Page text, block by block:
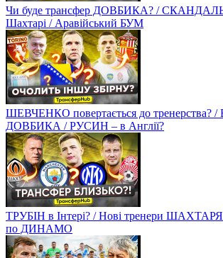
Чи буде трансфер ДОВБИКА? /
Шахтарі / Аравійський БУМ
ШЕВЧЕНКО повертається до тренерства? /
ДОВБИКА / РУСИН – в Англії?
ТРУБІН в Інтері? / Нові тренери
по ДИНАМО